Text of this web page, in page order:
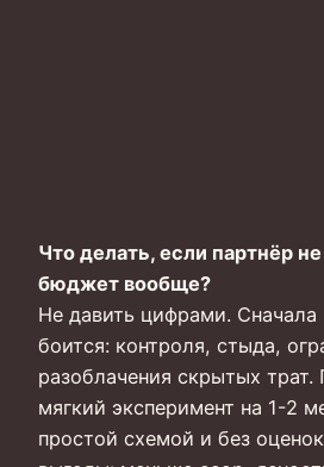
Что делать, если партнёр
бюджет вообще?
Не давить цифрами. Сначала
боится: контроля, стыда,
разоблачения скрытых
мягкий эксперимент на 1-2
простой схемой и без